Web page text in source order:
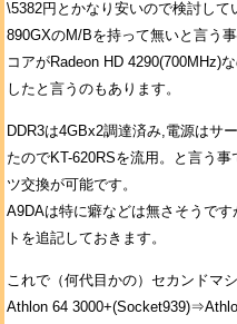
\5382円とかなり安いので検討して
890GXのM/Bを持って無いと言う
コアがRadeon HD 4290(700MHz)
したと言うのもあります。
DDR3は4GBx2調達済み,電源はサ
たのでKT-620RSを流用。と言う
ツ交換が可能です。
A9DAは特に癖などは無さそうで
トを追記しておきます。
これで（何代目かの）セカンドマ
Athlon 64